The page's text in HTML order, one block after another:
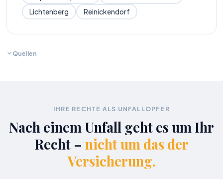
Lichtenberg
Reinickendorf
Quellen
IHRE RECHTE ALS UNFALLOPFER
Nach einem Unfall geht es um Ihr
Recht – nicht um das der
Versicherung.